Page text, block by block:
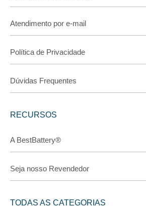
Atendimento por e-mail
Política de Privacidade
Dúvidas Frequentes
RECURSOS
A BestBattery®
Seja nosso Revendedor
TODAS AS CATEGORIAS